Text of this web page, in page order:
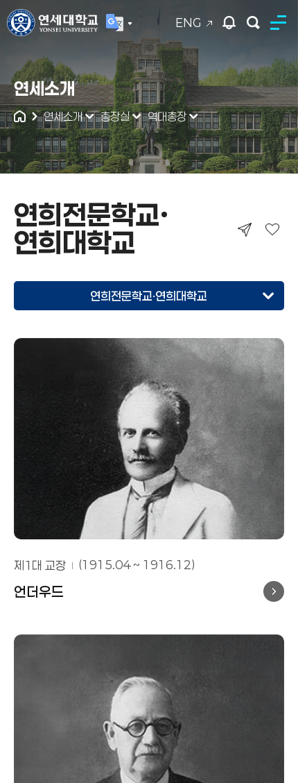
ENG
연세대학교
통합검색
연세소개
연세소개 총장실 역대총장
연희전문학교·
연희대학교
연희전문학교·연희대학교
연희전문학교·연희대학교
세브란스 의학전문학교·의과대학
연희전문학교·연희대학교
제1대 교장 (1915.04 ~ 1916.12)
언더우드